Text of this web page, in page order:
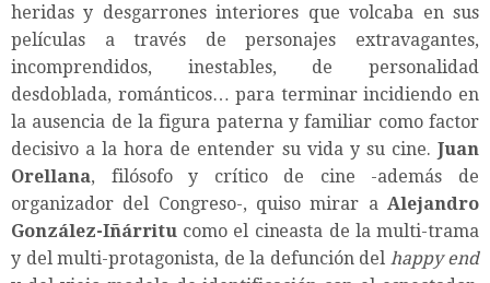
heridas y desgarrones interiores que volcaba en sus
películas a través de personajes extravagantes,
incomprendidos, inestables, de personalidad
desdoblada, románticos… para terminar incidiendo en
la ausencia de la figura paterna y familiar como factor
decisivo a la hora de entender su vida y su cine. Juan
Orellana, filósofo y crítico de cine -además de
organizador del Congreso-, quiso mirar a Alejandro
González-Iñárritu como el cineasta de la multi-trama
y del multi-protagonista, de la defunción del happy end